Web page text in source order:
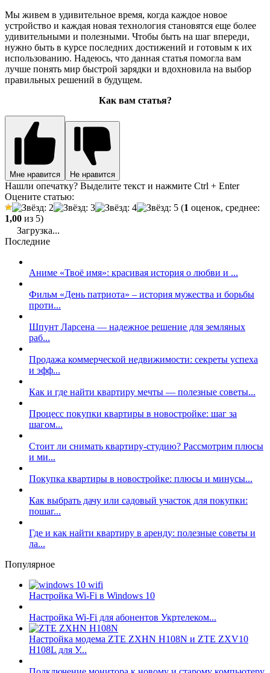
Мы живем в удивительное время, когда каждое новое
устройство и каждая новая технология становятся еще более
удивительными и полезными. Чтобы быть на шаг впереди,
нужно быть в курсе последних достижений и готовым к их
использованию. Надеюсь, что данная статья помогла вам
лучше понять мир быстрой зарядки и вдохновила на выбор
правильных решений в будущем.
Как вам статья?
Мне нравится Не нравится
Нашли опечатку? Выделите текст и нажмите Ctrl + Enter
Оцените статью:
(1 оценок, среднее:
1,00 из 5)
Загрузка...
Последние
Аниме «Твоё имя»: красивая история о любви и ...
Фильм «День патриота» – история мужества и борьбы
проти...
Шпунт Ларсена — надежное решение для земляных
раб...
Продажа коммерческой недвижимости: секреты успеха
и эфф...
Как и где найти квартиру мечты — полезные советы...
Процесс покупки квартиры в новостройке: шаг за
шагом...
Стоит ли снимать квартиру-студию? Рассмотрим плюсы
и ми...
Покупка квартиры в новостройке: плюсы и минусы...
Как выбрать дачу или садовый участок для покупки:
пошаг...
Где и как найти квартиру в аренду: полезные советы и
ла...
Популярное
Настройка Wi-Fi в Windows 10
Настройка Wi-Fi для абонентов Укртелеком...
Настройка модема ZTE ZXHN H108N и ZTE ZXV10
H108L для У...